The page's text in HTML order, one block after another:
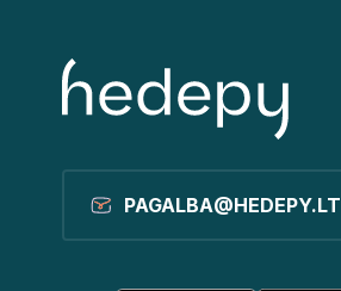
PAGALBA@HEDEPY.LT